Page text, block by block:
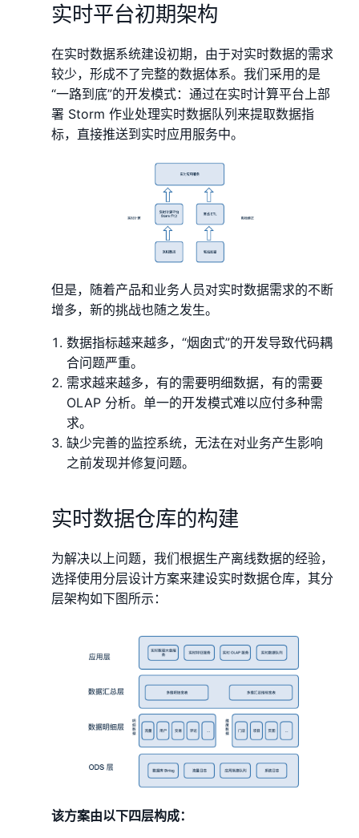
实时平台初期架构
在实时数据系统建设初期，由于对实时数据的需求
较少，形成不了完整的数据体系。我们采用的是
“一路到底”的开发模式：通过在实时计算平台上部
署 Storm 作业处理实时数据队列来提取数据指
标，直接推送到实时应用服务中。
但是，随着产品和业务人员对实时数据需求的不断
增多，新的挑战也随之发生。
数据指标越来越多，“烟囱式”的开发导致代码耦
合问题严重。
需求越来越多，有的需要明细数据，有的需要
OLAP 分析。单一的开发模式难以应付多种需
求。
缺少完善的监控系统，无法在对业务产生影响
之前发现并修复问题。
实时数据仓库的构建
为解决以上问题，我们根据生产离线数据的经验，
选择使用分层设计方案来建设实时数据仓库，其分
层架构如下图所示：
该方案由以下四层构成：